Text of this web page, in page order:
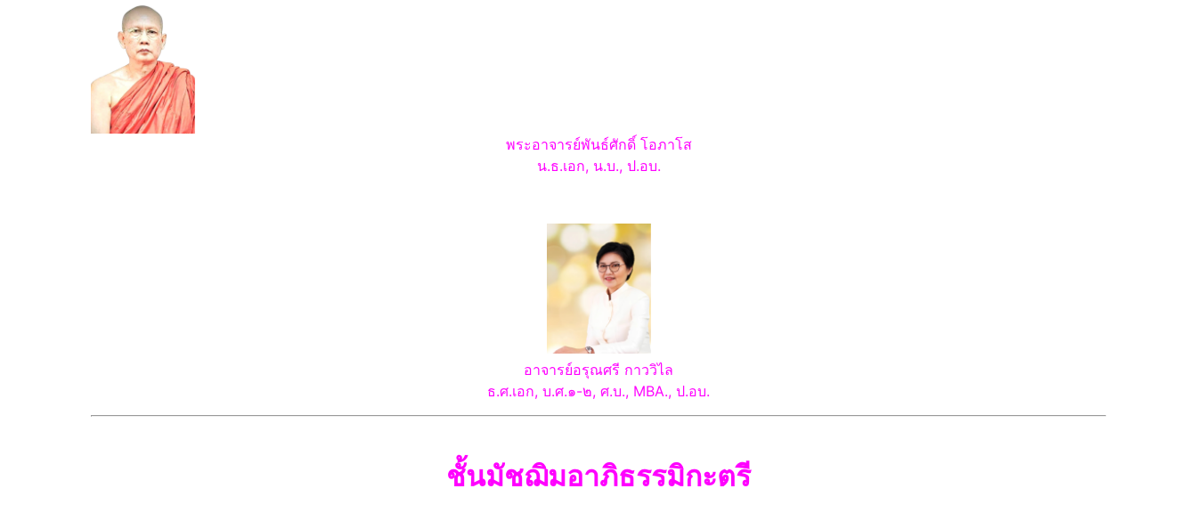
พระอาจารย์พันธ์ศักดิ์ โอภาโส
น.ธ.เอก, น.บ., ป.อบ.
อาจารย์อรุณศรี กาววิไล
ธ.ศ.เอก, บ.ศ.๑-๒, ศ.บ., MBA., ป.อบ.
ชั้นมัชฌิมอาภิธรรมิกะตรี